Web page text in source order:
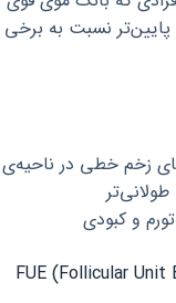
پایین‌تر نسبت به
زخم خطی در
و کبودی